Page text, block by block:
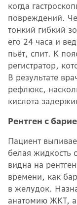
когда
повреждений.
тонкий гибкий
его 24 часа и
пьёт, спит. К
регистратор,
В результате
рефлюкс,
кислота
Рентген с
Пациент
белая жидкость
видна на
времени, как
в желудок.
анатомию ЖКТ, а